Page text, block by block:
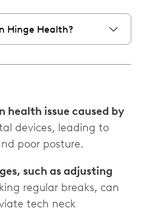
Hinge Health?
health issue caused by
devices, leading to
poor posture.
such as adjusting
regular breaks, can
tech neck